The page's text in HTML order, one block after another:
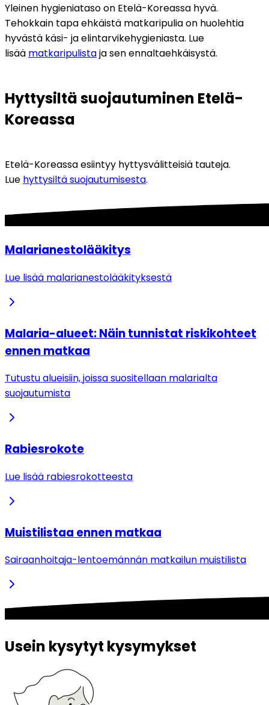
Yleinen hygieniataso on Etelä-Koreassa hyvä.
Tehokkain tapa ehkäistä matkaripulia on huolehtia
hyvästä käsi- ja elintarvikehygieniasta. Lue
lisää matkaripulista ja sen ennaltaehkäisystä.
Hyttysiltä suojautuminen Etelä-
Koreassa
Etelä-Koreassa esiintyy hyttysvälitteisiä tauteja.
Lue hyttysiltä suojautumisesta.
Malarianestolääkitys
Lue lisää malarianestolääkityksestä
Malaria-alueet: Näin tunnistat riskikohteet
ennen matkaa
Tutustu alueisiin, joissa suositellaan malarialta
suojautumista
Rabiesrokote
Lue lisää rabiesrokotteesta
Muistilistaa ennen matkaa
Sairaanhoitaja-lentoemännän matkailun muistilista
Usein kysytyt kysymykset